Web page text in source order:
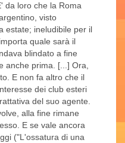
da loro che la Roma
visto
estate; ineludibile per il
quale sarà il
blindato a fine
anche prima. [...] Ora,
E non fa altro che il
dei club esteri
del suo agente.
alla fine rimane
E se vale ancora
("L'ossatura di una